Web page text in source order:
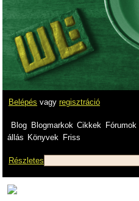
Belépés vagy regisztráció
Blog Blogmarkok Cikkek Fórumok
állás Könyvek Friss
Részletes